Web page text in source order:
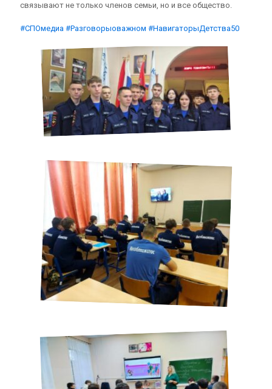
связывают не только членов семьи, но и все общество.
#СПОмедиа #Разговорыоважном #НавигаторыДетства50